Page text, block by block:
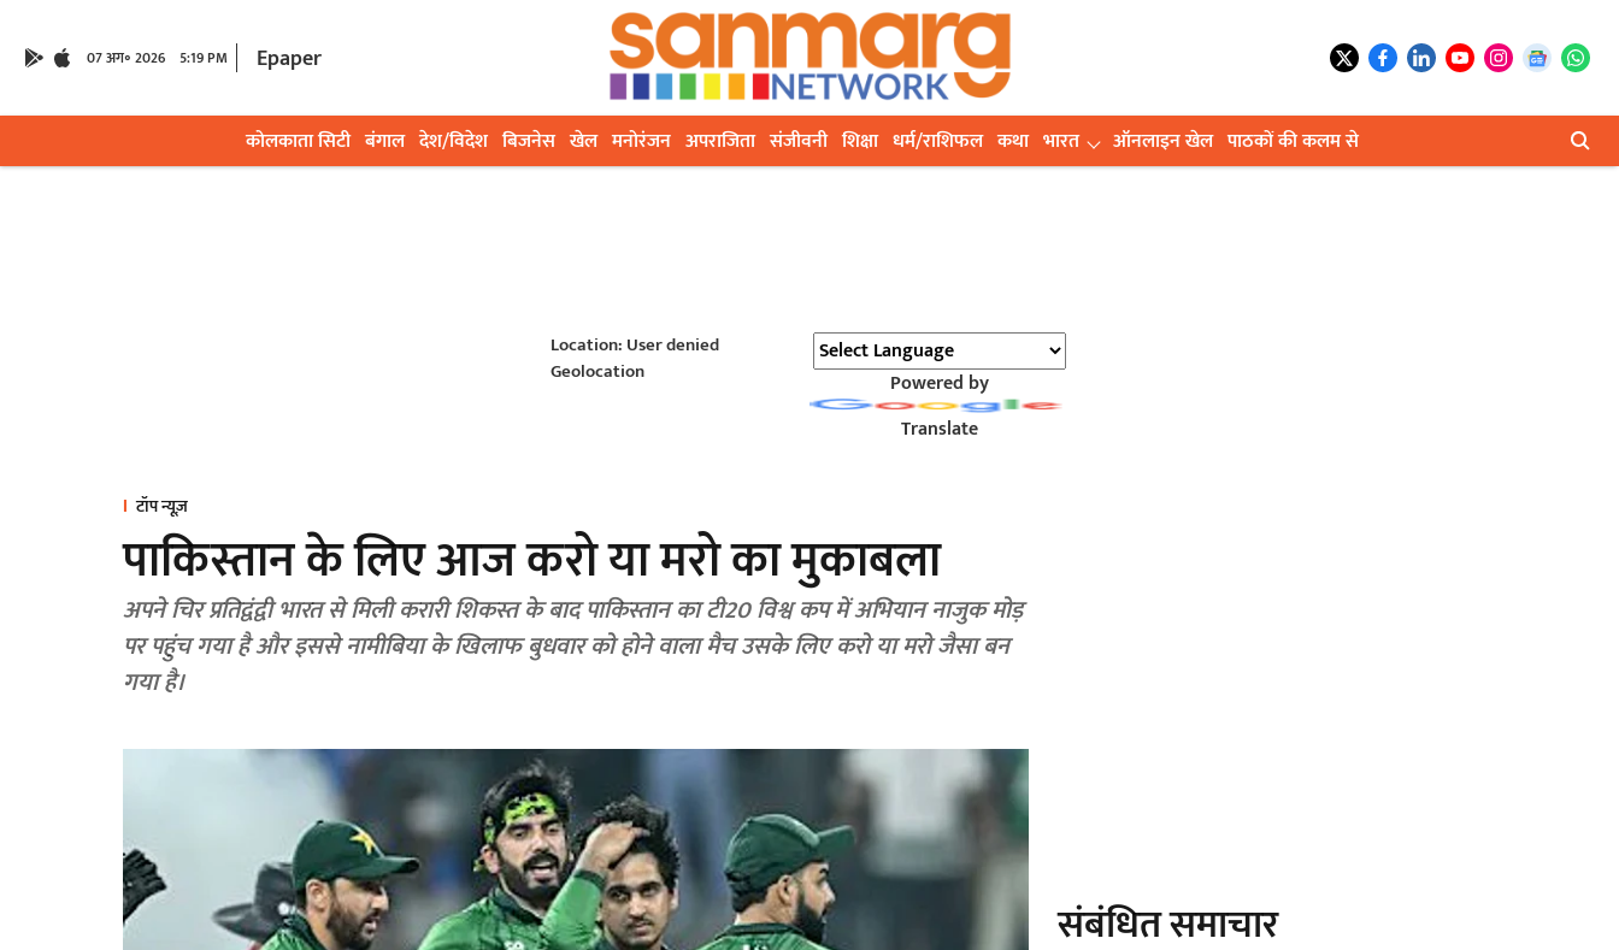
07 अग॰ 2026 5:19 PM Epaper
कोलकाता सिटी बंगाल देश/विदेश बिजनेस खेल मनोरंजन अपराजिता संजीवनी शिक्षा धर्म/राशिफल कथा भारत ऑनलाइन खेल पाठकों की कलम से
Location: User denied
Geolocation
Powered by
Translate
टॉप न्यूज़
पाकिस्तान के लिए आज करो या मरो का मुकाबला
अपने चिर प्रतिद्वंद्वी भारत से मिली करारी शिकस्त के बाद पाकिस्तान का टी20 विश्व कप में अभियान नाजुक मोड़
पर पहुंच गया है और इससे नामीबिया के खिलाफ बुधवार को होने वाला मैच उसके लिए करो या मरो जैसा बन
गया है।
संबंधित समाचार